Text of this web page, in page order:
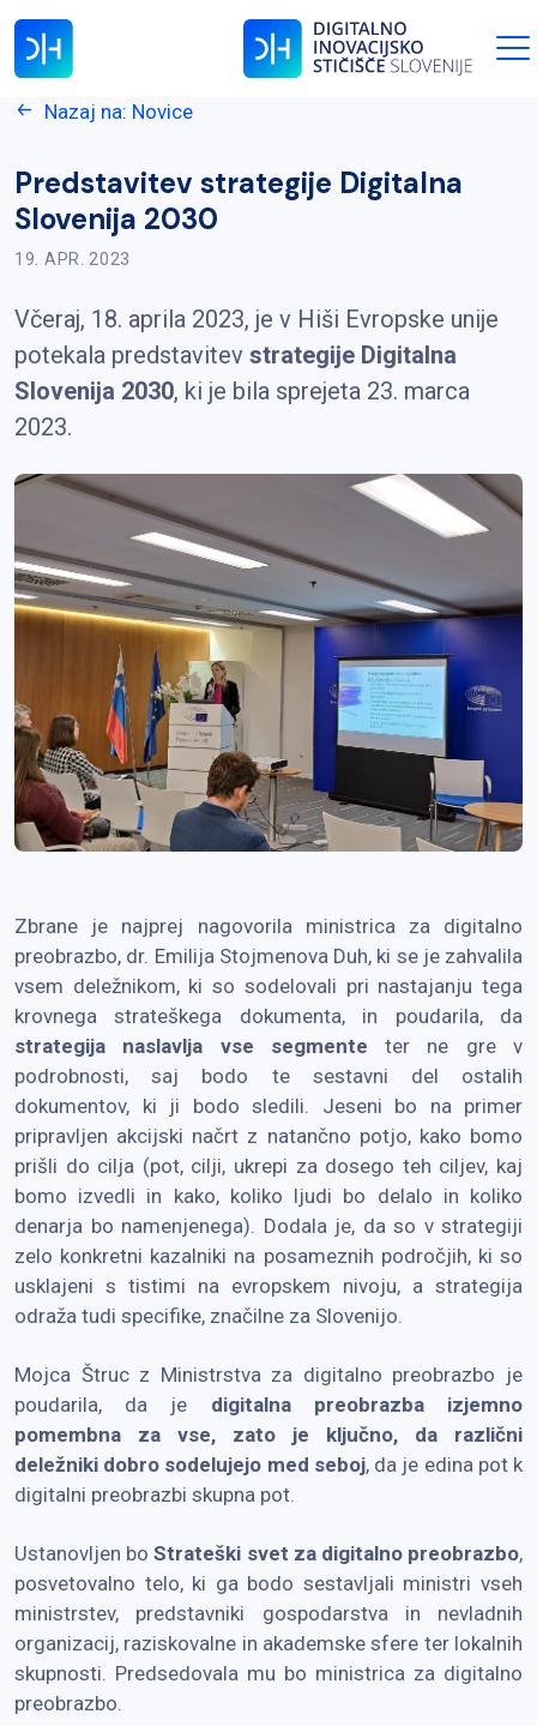
Nazaj na: Novice
Predstavitev strategije Digitalna
Slovenija 2030
19. APR. 2023
Včeraj, 18. aprila 2023, je v Hiši Evropske unije
potekala predstavitev strategije Digitalna
Slovenija 2030, ki je bila sprejeta 23. marca
2023.
Zbrane je najprej nagovorila ministrica za digitalno
preobrazbo, dr. Emilija Stojmenova Duh, ki se je zahvalila
vsem deležnikom, ki so sodelovali pri nastajanju tega
krovnega strateškega dokumenta, in poudarila, da
strategija naslavlja vse segmente ter ne gre v
podrobnosti, saj bodo te sestavni del ostalih
dokumentov, ki ji bodo sledili. Jeseni bo na primer
pripravljen akcijski načrt z natančno potjo, kako bomo
prišli do cilja (pot, cilji, ukrepi za dosego teh ciljev, kaj
bomo izvedli in kako, koliko ljudi bo delalo in koliko
denarja bo namenjenega). Dodala je, da so v strategiji
zelo konkretni kazalniki na posameznih področjih, ki so
usklajeni s tistimi na evropskem nivoju, a strategija
odraža tudi specifike, značilne za Slovenijo.
Mojca Štruc z Ministrstva za digitalno preobrazbo je
poudarila, da je digitalna preobrazba izjemno
pomembna za vse, zato je ključno, da različni
deležniki dobro sodelujejo med seboj, da je edina pot k
digitalni preobrazbi skupna pot.
Ustanovljen boStrateški svet za digitalno preobrazbo,
posvetovalno telo, ki ga bodo sestavljali ministri vseh
ministrstev, predstavniki gospodarstva in nevladnih
organizacij, raziskovalne in akademske sfere ter lokalnih
skupnosti. Predsedovala mu bo ministrica za digitalno
preobrazbo.